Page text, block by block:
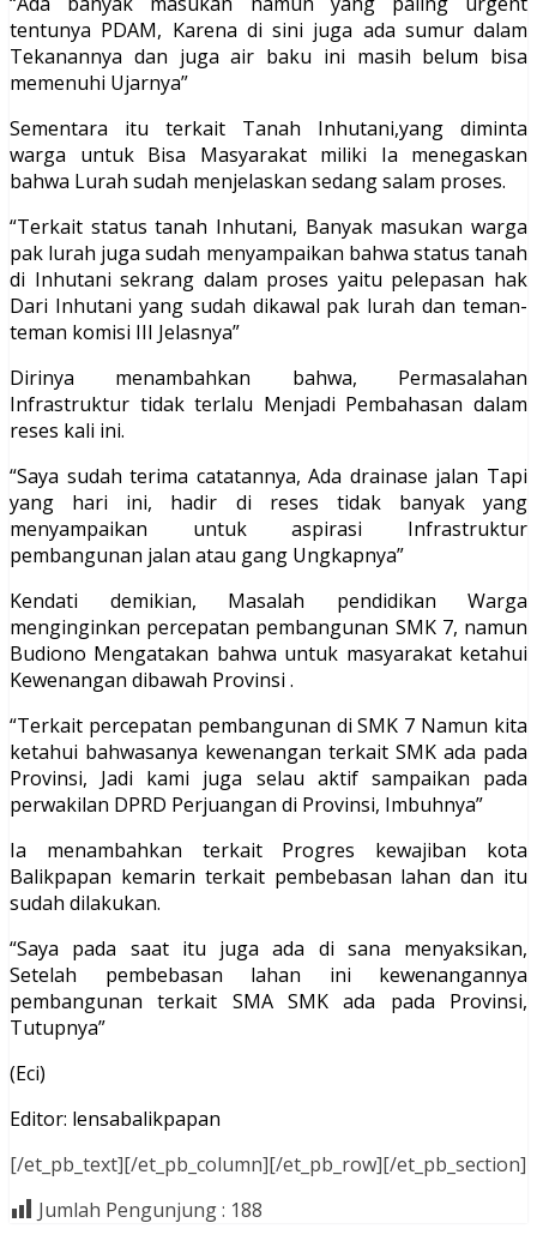
tentunya PDAM, Karena di sini juga ada sumur dalam
Tekanannya dan juga air baku ini masih belum bisa
memenuhi Ujarnya”
Sementara itu terkait Tanah Inhutani,yang diminta
warga untuk Bisa Masyarakat miliki Ia menegaskan
bahwa Lurah sudah menjelaskan sedang salam proses.
“Terkait status tanah Inhutani, Banyak masukan warga
pak lurah juga sudah menyampaikan bahwa status tanah
di Inhutani sekrang dalam proses yaitu pelepasan hak
Dari Inhutani yang sudah dikawal pak lurah dan teman-
teman komisi III Jelasnya”
Dirinya menambahkan bahwa, Permasalahan
Infrastruktur tidak terlalu Menjadi Pembahasan dalam
reses kali ini.
“Saya sudah terima catatannya, Ada drainase jalan Tapi
yang hari ini, hadir di reses tidak banyak yang
menyampaikan untuk aspirasi Infrastruktur
pembangunan jalan atau gang Ungkapnya”
Kendati demikian, Masalah pendidikan Warga
menginginkan percepatan pembangunan SMK 7, namun
Budiono Mengatakan bahwa untuk masyarakat ketahui
Kewenangan dibawah Provinsi .
“Terkait percepatan pembangunan di SMK 7 Namun kita
ketahui bahwasanya kewenangan terkait SMK ada pada
Provinsi, Jadi kami juga selau aktif sampaikan pada
perwakilan DPRD Perjuangan di Provinsi, Imbuhnya”
Ia menambahkan terkait Progres kewajiban kota
Balikpapan kemarin terkait pembebasan lahan dan itu
sudah dilakukan.
“Saya pada saat itu juga ada di sana menyaksikan,
Setelah pembebasan lahan ini kewenangannya
pembangunan terkait SMA SMK ada pada Provinsi,
Tutupnya”
(Eci)
Editor: lensabalikpapan
[/et_pb_text][/et_pb_column][/et_pb_row][/et_pb_section]
Jumlah Pengunjung : 188